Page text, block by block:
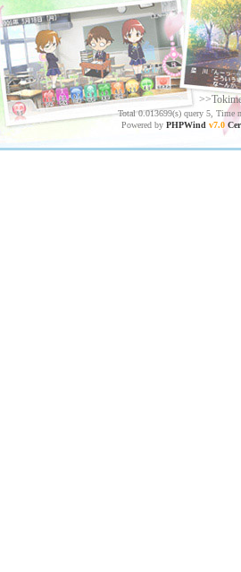
Total 0.013699(s) query 5, Time
Powered by PHPWind v7.0